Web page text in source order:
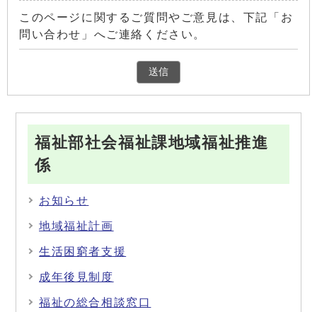
このページに関するご質問やご意見は、下記「お
問い合わせ」へご連絡ください。
福祉部社会福祉課地域福祉推進
係
お知らせ
地域福祉計画
生活困窮者支援
成年後見制度
福祉の総合相談窓口